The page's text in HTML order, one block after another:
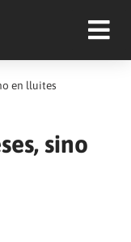
en lluites
sino